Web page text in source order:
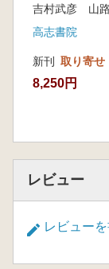
高志書院
新刊 取り寄せ
8,250円
レビュー
レビューを